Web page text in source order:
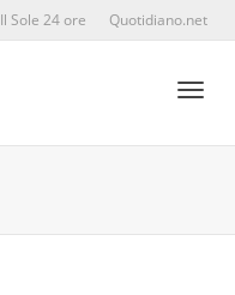
Il Sole 24 ore Quotidiano.net